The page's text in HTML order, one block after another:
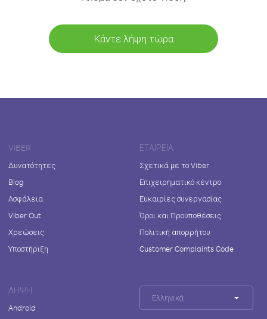
Κάντε λήψη τώρα
VIBER
Δυνατότητες
Blog
Ασφάλεια
Viber Out
Χρεώσεις
Υποστήριξη
ΕΤΑΙΡΕΊΑ
Σχετικά με το Viber
Επιχειρηματικό κέντρο
Ευκαιρίες συνεργασίας
Όροι και Προϋποθέσεις
Πολιτική απορρήτου
Customer Complaints Code
ΛΉΨΗ
Android
Ελληνικά